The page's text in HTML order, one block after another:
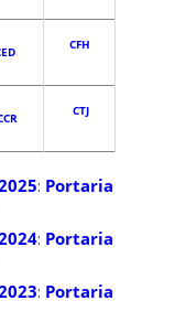
CFH
CTJ
: Portaria
: Portaria
: Portaria